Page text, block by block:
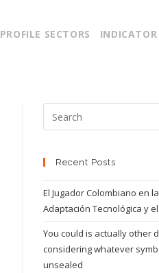
PROFILE SECTORS
Recent Posts
El Jugador Colombiano en
Adaptación Tecnológica y
You could is actually other
considering whatever
unsealed